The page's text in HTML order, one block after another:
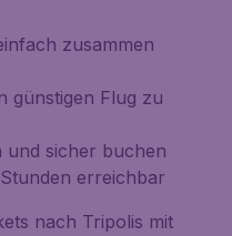
zusammen
günstigen Flug zu
und sicher buchen
erreichbar
nach Tripolis mit